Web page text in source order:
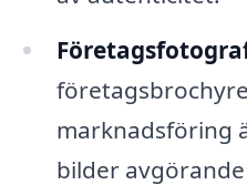
marknadsföring
bilder